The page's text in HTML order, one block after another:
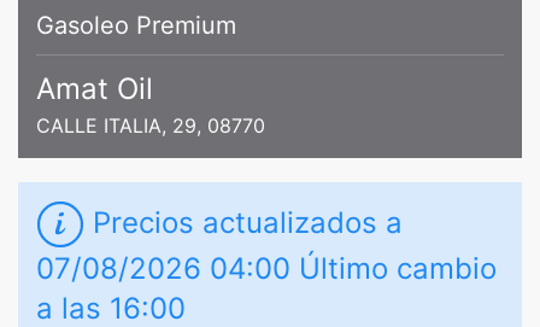
Gasoleo Premium
Amat Oil
CALLE ITALIA, 29, 08770
Precios actualizados a
07/08/2026 04:00 Último cambio
a las 16:00